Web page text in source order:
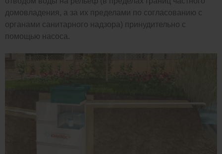
домовладения, а за их пределами по согласованию с
органами санитарного надзора) принудительно с
помощью насоса.